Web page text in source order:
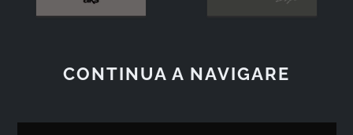
CONTINUA A NAVIGARE